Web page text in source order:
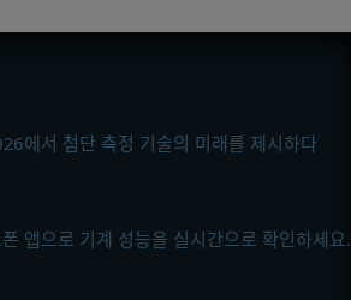
에서 첨단 측정 기술의 미래를 제시하다
앱으로 기계 성능을 실시간으로 확인하세요.